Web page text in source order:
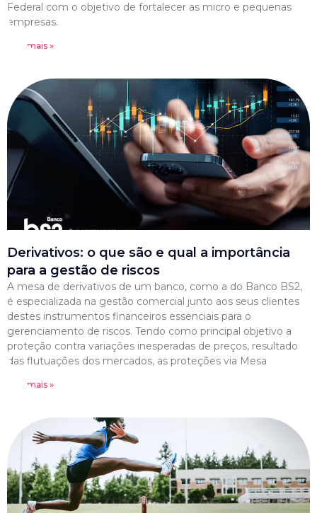
Federal com o objetivo de fortalecer as micro e pequenas
empresas.
Leia mais »
Derivativos: o que são e qual a importância
para a gestão de riscos
A mesa de derivativos de um banco, como a do Banco BS2,
é especializada na gestão comercial junto aos seus clientes
destes instrumentos financeiros essenciais para o
gerenciamento de riscos. Tendo como principal objetivo a
proteção contra variações inesperadas de preços, resultado
das flutuações dos mercados, as proteções via Mesa
Leia mais »